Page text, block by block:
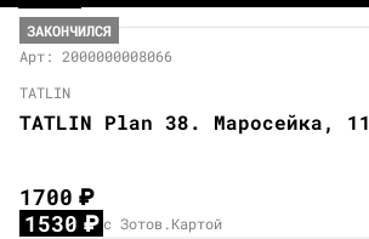
ЗАКОНЧИЛСЯ
Арт: 2000000008066
TATLIN
TATLIN Plan 38. Маросейка, 11
1700₽
1530₽ с Зотов.Картой